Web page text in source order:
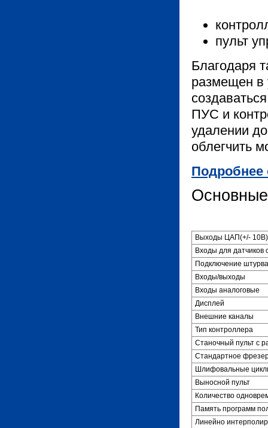
пульт
Благодаря
размещен в
ПУС и
удалении
облегчить
Подробнее
Выходы ЦАП(+/- 10В)
Входы для
Подключение
Входы/выходы
Входы аналоговые
Дисплей
Внешние каналы
Тип контроллера
Станочный пульт с
Стандартное
Шлифовальные
Выносной пульт
Количество
Память программ
Линейно